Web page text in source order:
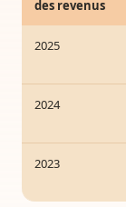
des revenus
2025
2024
2023